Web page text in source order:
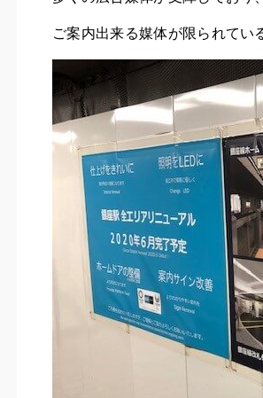
ご案内出来る媒体が限られてい